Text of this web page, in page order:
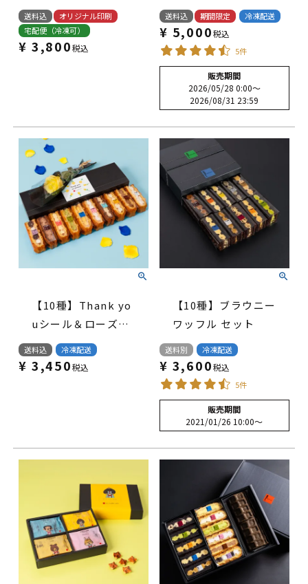
フル パック 12袋セ
ット
送料込
オリジナル印刷
宅配便（冷凍可）
¥ 3,800税込
送料込 期間限定 冷凍配送
¥ 5,000税込
5件
販売期間
2026/05/28 0:00〜
2026/08/31 23:59
【10種】Thank yo
uシール＆ローズ付
き ワッフルケーキ
セット
送料込 冷凍配送
¥ 3,450税込
【10種】ブラウニー
ワッフル セット
送料別 冷凍配送
¥ 3,600税込
5件
販売期間
2021/01/26 10:00〜